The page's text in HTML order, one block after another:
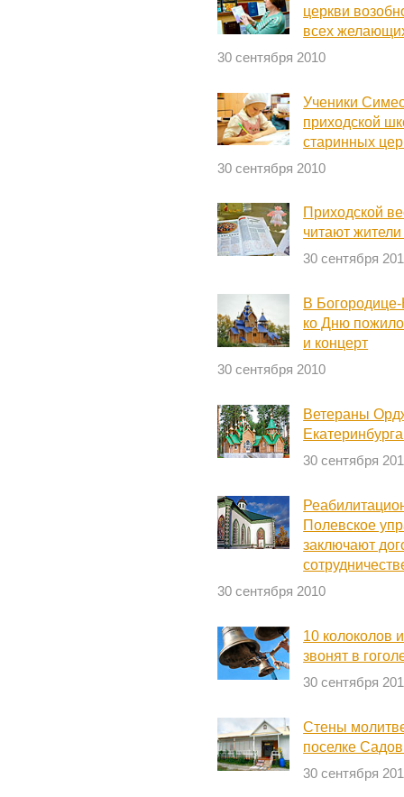
церкви
всех
30 сентября 2010
Ученики
приходской
старинных
30 сентября 2010
Приходской
читают
30 сентября
В
ко Дню
и концерт
30 сентября 2010
Ветераны
30 сентября
Полевское
заключают
30 сентября 2010
10 колоколов
звонят в
30 сентября
Стены
поселке
30 сентября